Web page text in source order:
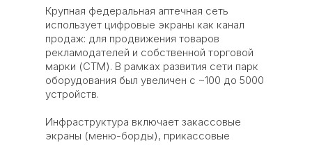
Крупная федеральная аптечная сеть
использует цифровые экраны как канал
продаж: для продвижения товаров
рекламодателей и собственной торговой
марки (СТМ). В рамках развития сети парк
оборудования был увеличен с ~100 до 5000
устройств.
Инфраструктура включает закассовые
экраны (меню-борды), прикассовые